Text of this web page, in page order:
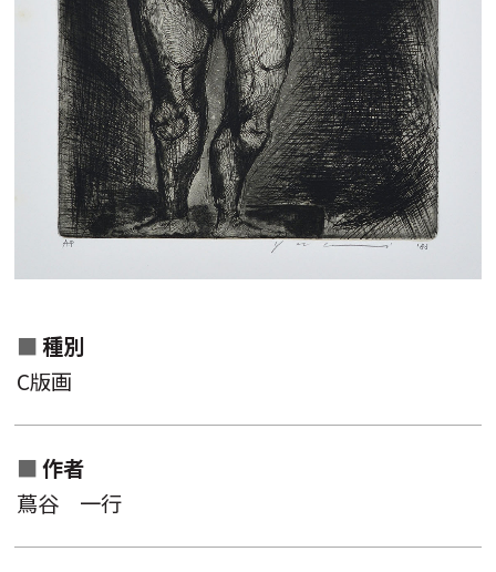
作家名一覧から検索
作品名一覧から検索
分類一覧から検索
キーワード
種別
C版画
作者
蔦谷 一行